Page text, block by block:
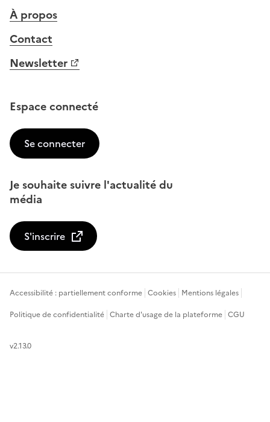
À propos
Contact
Newsletter
Espace connecté
Se connecter
Je souhaite suivre l'actualité du
média
S'inscrire
Accessibilité : partiellement conforme Cookies Mentions légales
Politique de confidentialité Charte d'usage de la plateforme CGU
v2.13.0